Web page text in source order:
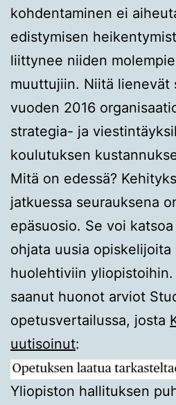
kohdentaminen ei
edistymisen
liittynee niiden
muuttujiin. Niitä lienevät
vuoden 2016
strategia- ja
koulutuksen
Mitä on edessä?
jatkuessa seurauksena
epäsuosio. Se voi
ohjata uusia opiskelijoita
huolehtiviin
saanut huonot arviot
opetusvertailussa, josta
uutisoinut:
Yliopiston hallituksen